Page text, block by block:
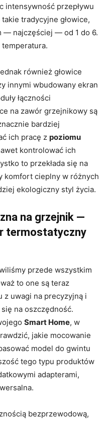
intensywność przepływu
tradycyjne głowice,
— najczęściej — od 1 do 6.
również głowice
innymi wbudowany ekran
łączności
na zawór grzejnikowy są
bardziej
ich pracę z poziomu
kontrolować ich
to przekłada się na
komfort cieplny w różnych
ekologiczny styl życia.
na grzejnik —
termostatyczny
przede wszystkim
to one są teraz
z uwagi na precyzyjną i
na oszczędność.
Smart Home, w
jakie mocowanie
model do gwintu
tego typu produktów
adapterami,
bezprzewodową,